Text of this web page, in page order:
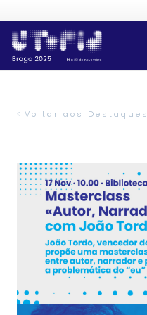
Voltar aos Destaques